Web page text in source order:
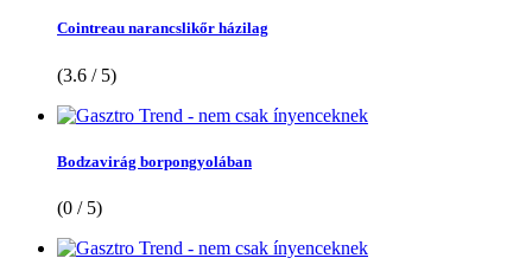
Cointreau narancslikőr házilag
(3.6 / 5)
Bodzavirág borpongyolában
(0 / 5)